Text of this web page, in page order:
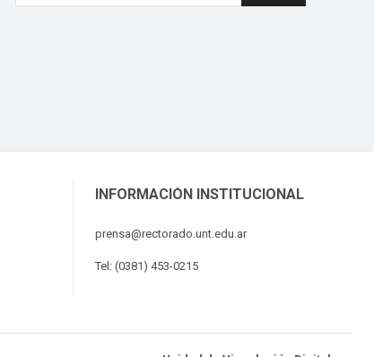
INFORMACIÓN INSTITUCIONAL
prensa@rectorado.unt.edu.ar
Tel: (0381) 453-0215